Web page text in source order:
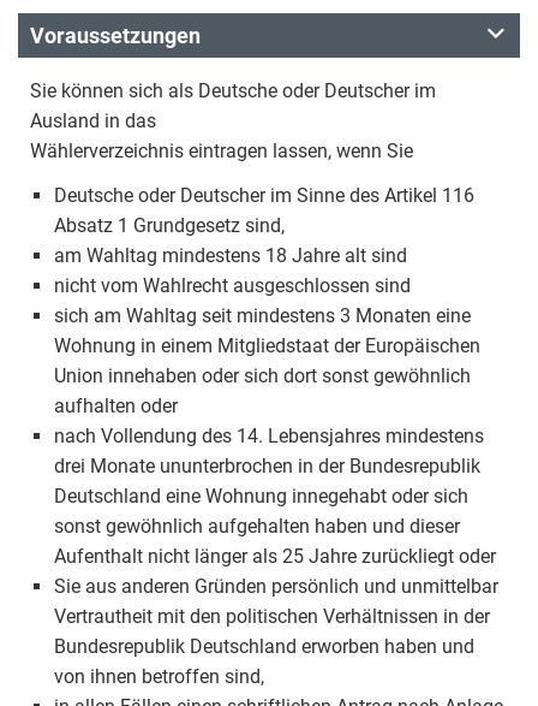
Voraussetzungen
Sie können sich als Deutsche oder Deutscher im
Ausland in das
Wählerverzeichnis eintragen lassen, wenn Sie
Deutsche oder Deutscher im Sinne des Artikel 116
Absatz 1 Grundgesetz sind,
am Wahltag mindestens 18 Jahre alt sind
nicht vom Wahlrecht ausgeschlossen sind
sich am Wahltag seit mindestens 3 Monaten eine
Wohnung in einem Mitgliedstaat der Europäischen
Union innehaben oder sich dort sonst gewöhnlich
aufhalten oder
nach Vollendung des 14. Lebensjahres mindestens
drei Monate ununterbrochen in der Bundesrepublik
Deutschland eine Wohnung innegehabt oder sich
sonst gewöhnlich aufgehalten haben und dieser
Aufenthalt nicht länger als 25 Jahre zurückliegt oder
Sie aus anderen Gründen persönlich und unmittelbar
Vertrautheit mit den politischen Verhältnissen in der
Bundesrepublik Deutschland erworben haben und
von ihnen betroffen sind,